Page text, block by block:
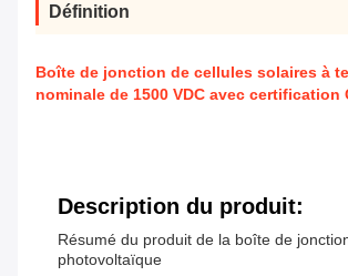
Définition
Boîte de jonction de cellules solaires à
nominale de 1500 VDC avec certification
Description du produit:
Résumé du produit de la boîte de
photovoltaïque